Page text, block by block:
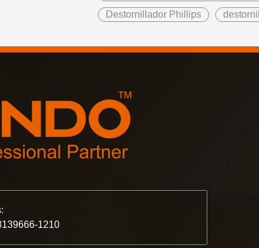
Destornillador Phillips
1210